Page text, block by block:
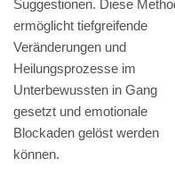
Suggestionen. Diese
ermöglicht tiefgreifende
Veränderungen und
Heilungsprozesse im
Unterbewussten in Gang
gesetzt und emotionale
Blockaden gelöst werden
können.